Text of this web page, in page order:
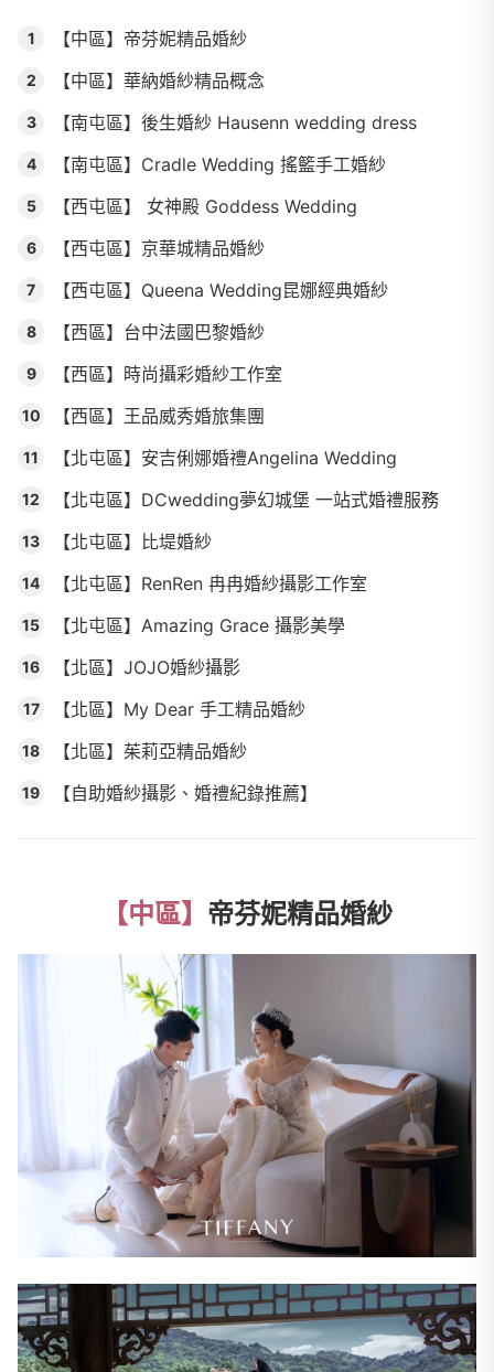
1 【中區】帝芬妮精品婚紗
2 【中區】華納婚紗精品概念
3 【南屯區】後生婚紗 Hausenn wedding dress
4 【南屯區】Cradle Wedding 搖籃手工婚紗
5 【西屯區】 女神殿 Goddess Wedding
6 【西屯區】京華城精品婚紗
7 【西屯區】Queena Wedding昆娜經典婚紗
8 【西區】台中法國巴黎婚紗
9 【西區】時尚攝彩婚紗工作室
10 【西區】王品威秀婚旅集團
11 【北屯區】安吉俐娜婚禮Angelina Wedding
12 【北屯區】DCwedding夢幻城堡 一站式婚禮服務
13 【北屯區】比堤婚紗
14 【北屯區】RenRen 冉冉婚紗攝影工作室
15 【北屯區】Amazing Grace 攝影美學
16 【北區】JOJO婚紗攝影
17 【北區】My Dear 手工精品婚紗
18 【北區】茱莉亞精品婚紗
19 【自助婚紗攝影、婚禮紀錄推薦】
【中區】 帝芬妮精品婚紗